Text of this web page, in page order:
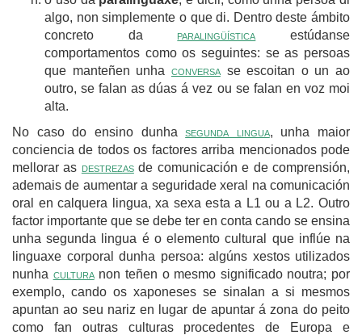
algo, non simplemente o que di. Dentro deste ámbito
concreto da paralingüística estúdanse
comportamentos como os seguintes: se as persoas
que manteñen unha conversase escoitan o un ao
outro, se falan as dúas á vez ou se falan en voz moi
alta.
No caso do ensino dunhasegunda lingua, unha maior
conciencia de todos os factores arriba mencionados pode
mellorar as destrezasde comunicación e de comprensión,
ademais de aumentar a seguridade xeral na comunicación
oral en calquera lingua, xa sexa esta a L1 ou a L2. Outro
factor importante que se debe ter en conta cando se ensina
unha segunda lingua é o elemento cultural que inflúe na
linguaxe corporal dunha persoa: algúns xestos utilizados
nunha culturanon teñen o mesmo significado noutra; por
exemplo, cando os xaponeses se sinalan a si mesmos
apuntan ao seu nariz en lugar de apuntar á zona do peito
como fan outras culturas procedentes de Europa e